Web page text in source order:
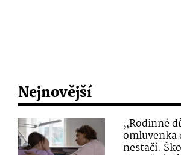
Nejnovější
„Rodinné
omluvenka
nestačí.